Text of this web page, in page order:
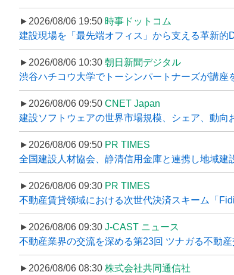
►2026/08/06 19:50 時事ドットコム
建設現場を「最先端オフィス」から支える革新的
►2026/08/06 10:30 朝日新聞デジタル
渋谷ハチコウ大学でトーシンパートナーズが講座
►2026/08/06 09:50 CNET Japan
建設ソフトウェアの世界市場規模、シェア、動向
►2026/08/06 09:50 PR TIMES
全国建設人材協会、静清信用金庫と連携し地域建
►2026/08/06 09:30 PR TIMES
不動産賃貸領域における次世代決済スキーム「
►2026/08/06 09:30 J-CAST ニュース
不動産業界の交流を深める第23回 ツナガる不動
►2026/08/06 08:30 株式会社共同通信社